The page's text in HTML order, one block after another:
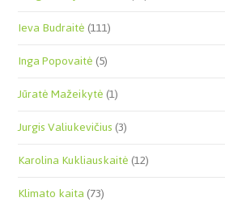
Ieva Budraitė(111)
Inga Popovaitė(5)
Jūratė Mažeikytė(1)
Jurgis Valiukevičius(3)
Karolina Kukliauskaitė(12)
Klimato kaita(73)